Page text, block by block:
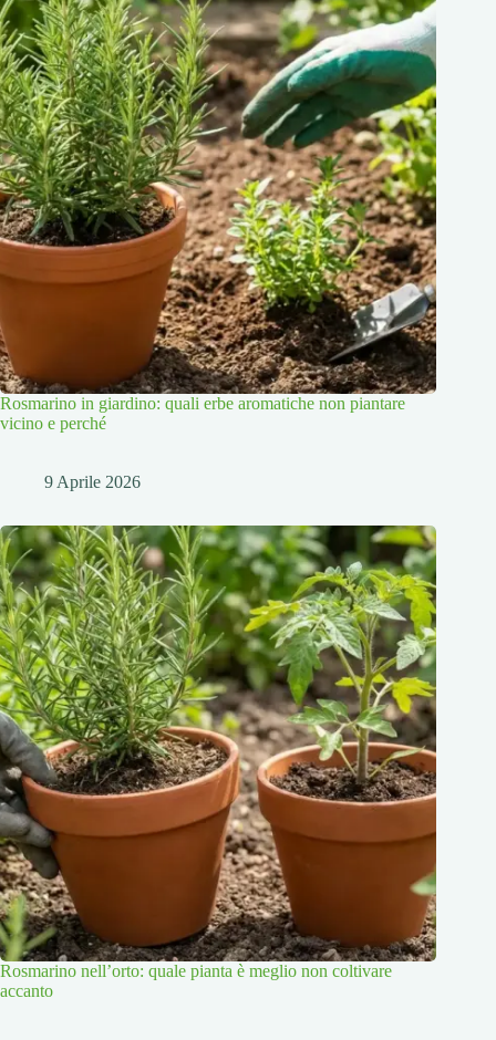
Rosmarino in giardino: quali erbe aromatiche non piantare
vicino e perché
9 Aprile 2026
Rosmarino nell’orto: quale pianta è meglio non coltivare
accanto